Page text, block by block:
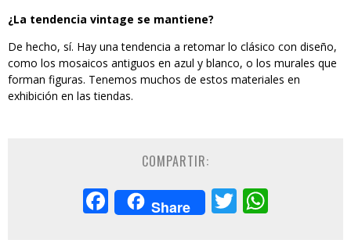
¿La tendencia vintage se mantiene?
De hecho, sí. Hay una tendencia a retomar lo clásico con diseño,
como los mosaicos antiguos en azul y blanco, o los murales que
forman figuras. Tenemos muchos de estos materiales en
exhibición en las tiendas.
COMPARTIR:
Facebook
Share Twitter